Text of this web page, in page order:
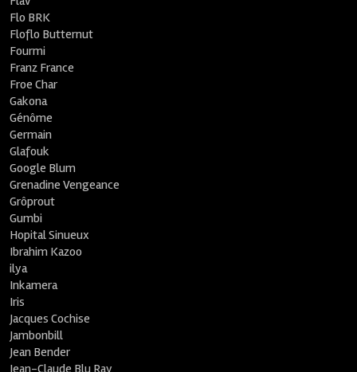
Flo BRK
Floflo Butternut
Fourmi
Franz France
Froe Char
Gakona
Génôme
Germain
Glafouk
Google Blum
Grenadine Vengeance
Grôprout
Gumbi
Hopital Sinueux
Ibrahim Kazoo
ilya
Inkamera
Iris
Jacques Cochise
Jambonbill
Jean Bender
Jean-Claude Blu Ray